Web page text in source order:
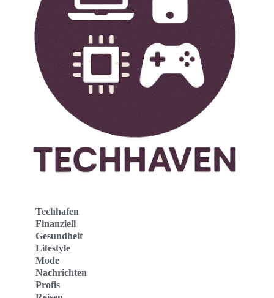
Techhafen
Finanziell
Gesundheit
Lifestyle
Mode
Nachrichten
Profis